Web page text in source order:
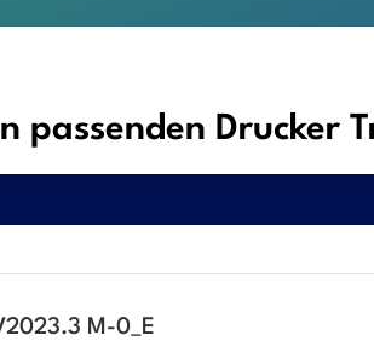
passenden Drucker
M-0_E